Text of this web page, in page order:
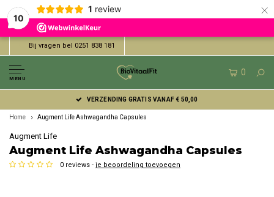
10
1 review ×
Bij vragen bel 0251 838 181
MENU
0
VERZENDING GRATIS VANAF € 50,00
Home Augment Life Ashwagandha Capsules
Augment Life
Augment Life Ashwagandha Capsules
0 reviews - je beoordeling toevoegen